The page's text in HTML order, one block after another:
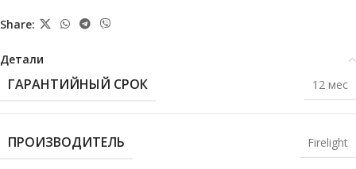
Share:
Детали
ГАРАНТИЙНЫЙ СРОК 12 мес
ПРОИЗВОДИТЕЛЬ Firelight